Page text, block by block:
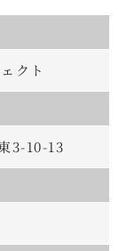
クト
3-10-13